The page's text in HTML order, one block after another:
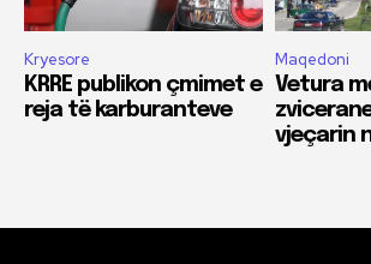
Kryesore
KRRE publikon çmimet e
reja të karburanteve
Maqedoni
Vetura
vjeçarin